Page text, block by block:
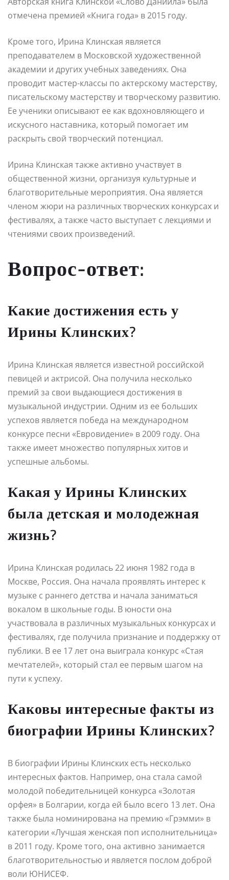
отмечена премией «Книга года» в 2015 году.
Кроме того, Ирина Клинская является
преподавателем в Московской художественной
академии и других учебных заведениях. Она
проводит мастер-классы по актерскому мастерству,
писательскому мастерству и творческому развитию.
Ее ученики описывают ее как вдохновляющего и
искусного наставника, который помогает им
раскрыть свой творческий потенциал.
Ирина Клинская также активно участвует в
общественной жизни, организуя культурные и
благотворительные мероприятия. Она является
членом жюри на различных творческих конкурсах и
фестивалях, а также часто выступает с лекциями и
чтениями своих произведений.
Вопрос-ответ:
Какие достижения есть у
Ирины Клинских?
Ирина Клинская является известной российской
певицей и актрисой. Она получила несколько
премий за свои выдающиеся достижения в
музыкальной индустрии. Одним из ее больших
успехов является победа на международном
конкурсе песни «Евровидение» в 2009 году. Она
также имеет множество популярных хитов и
успешные альбомы.
Какая у Ирины Клинских
была детская и молодежная
жизнь?
Ирина Клинская родилась 22 июня 1982 года в
Москве, Россия. Она начала проявлять интерес к
музыке с раннего детства и начала заниматься
вокалом в школьные годы. В юности она
участвовала в различных музыкальных конкурсах и
фестивалях, где получила признание и поддержку от
публики. В ее 17 лет она выиграла конкурс «Стая
мечтателей», который стал ее первым шагом на
пути к успеху.
Каковы интересные факты из
биографии Ирины Клинских?
В биографии Ирины Клинских есть несколько
интересных фактов. Например, она стала самой
молодой победительницей конкурса «Золотая
орфея» в Болгарии, когда ей было всего 13 лет. Она
также была номинирована на премию «Грэмми» в
категории «Лучшая женская поп исполнительница»
в 2011 году. Кроме того, она активно занимается
благотворительностью и является послом доброй
воли ЮНИСЕФ.